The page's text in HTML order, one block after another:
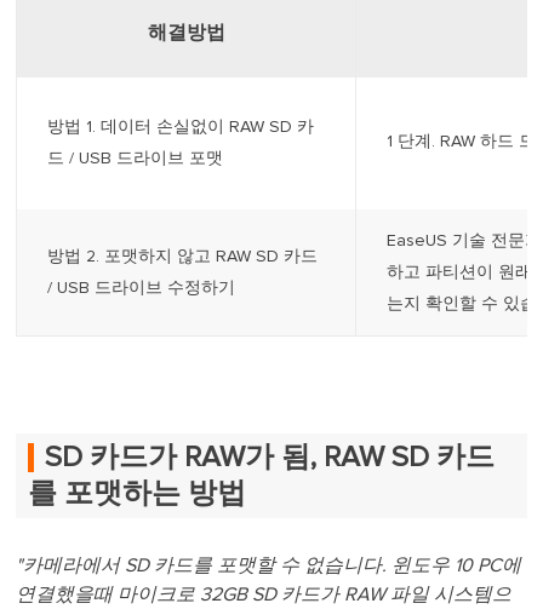
해결방법
방법 1. 데이터 손실없이 RAW SD 카
드 / USB 드라이브 포맷
1 단계. RAW 하드
방법 2. 포맷하지 않고 RAW SD 카드
/ USB 드라이브 수정하기
EaseUS 기술 전문
하고 파티션이 원래
는지 확인할 수 있습
SD 카드가 RAW가 됨, RAW SD 카드
를 포맷하는 방법
"카메라에서 SD 카드를 포맷할 수 없습니다. 윈도우 10 PC에
연결했을때 마이크로 32GB SD 카드가 RAW 파일 시스템으